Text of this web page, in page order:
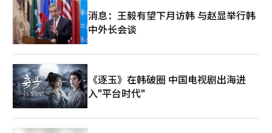
性、战斗操作感、成长速度等因素也对用户满意度产生重大影响。
Netmarble能否通过此次‘NEXT’更新同时吸引现有用户和新、
回归用户，值得关注。※ 本报道经人工智能（AI）系统翻译与编
辑。
消息：王毅有望下月访韩 与赵显举行韩
中外长会谈
《逐玉》在韩破圈 中国电视剧出海进
入"平台时代"